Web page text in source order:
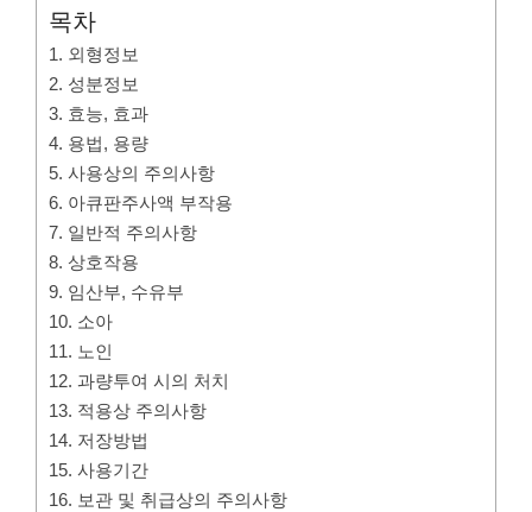
목차
1. 외형정보
2. 성분정보
3. 효능, 효과
4. 용법, 용량
5. 사용상의 주의사항
6. 아큐판주사액 부작용
7. 일반적 주의사항
8. 상호작용
9. 임산부, 수유부
10. 소아
11. 노인
12. 과량투여 시의 처치
13. 적용상 주의사항
14. 저장방법
15. 사용기간
16. 보관 및 취급상의 주의사항